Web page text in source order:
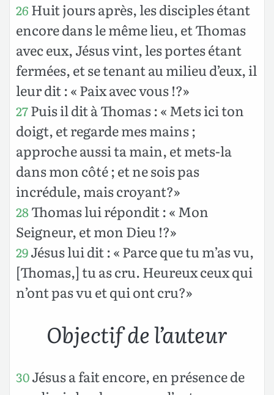
26 Huit jours après, les disciples étant
encore dans le même lieu, et Thomas
avec eux, Jésus vint, les portes étant
fermées, et se tenant au milieu d’eux, il
leur dit : « Paix avec vous !?»
27Puis il dit à Thomas : « Mets ici ton
doigt, et regarde mes mains ;
approche aussi ta main, et mets-la
dans mon côté ; et ne sois pas
incrédule, mais croyant?»
28Thomas lui répondit : « Mon
Seigneur, et mon Dieu !?»
29Jésus lui dit : « Parce que tu m’as vu,
[Thomas,] tu as cru. Heureux ceux qui
n’ont pas vu et qui ont cru?»
Objectif de l’auteur
30Jésus a fait encore, en présence de